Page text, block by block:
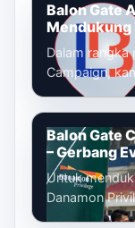
Balon Gate
Mendukung
Gaya Hidup
Dalam rangka
Campaign,
dan
identi...
Balon Gate
– Gerbang
Profesional
Untuk
Danamon
memasang